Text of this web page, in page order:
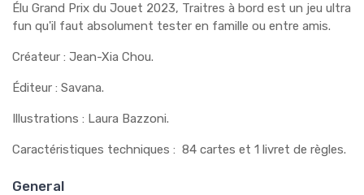
Élu Grand Prix du Jouet 2023, Traitres à bord est un jeu ultra
fun qu'il faut absolument tester en famille ou entre amis.
Créateur : Jean-Xia Chou.
Éditeur : Savana.
Illustrations : Laura Bazzoni.
Caractéristiques techniques : 84 cartes et 1 livret de règles.
General